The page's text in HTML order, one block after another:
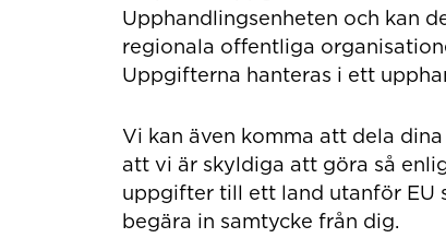
Upphandlingsenheten och kan
regionala offentliga
Uppgifterna hanteras i ett
Vi kan även komma att dela
att vi är skyldiga att göra så
uppgifter till ett land utanför EU
begära in samtycke från dig.